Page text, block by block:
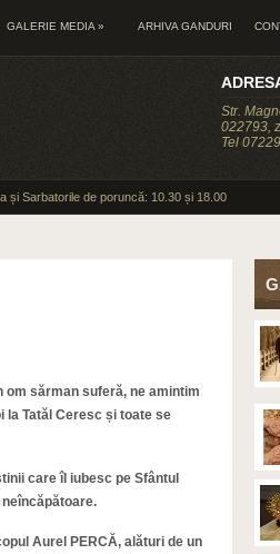
GALERIE MEDIA » ARHIVA GANDURI
Str.
022793,
Tel
și Sarbatorile de poruncă: 10.30 și 18.00
om sărman suferă, ne amintim
la Tatăl Ceresc și toate se
care îl iubesc pe Sfântul
Aurel PERCĂ, alături de un